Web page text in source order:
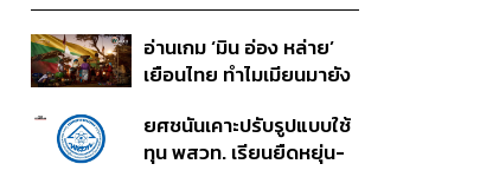
อ่านเกม ‘มิน อ่อง หล่าย’
เยือนไทย ทำไมเมียนมายัง
วันที่ค่าเงินตก ทุนสำรอง
ต่ำ
ยศชนันเคาะปรับรูปแบบใช้
ทุน พสวท. เรียนยืดหยุ่น-